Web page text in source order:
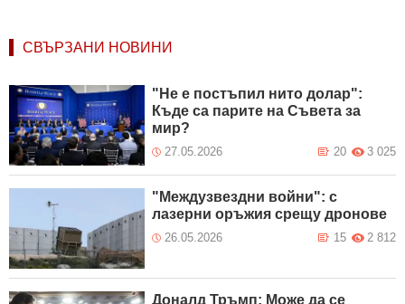
СВЪРЗАНИ НОВИНИ
"Не е постъпил нито долар":
Къде са парите на Съвета за
мир?
27.05.2026 3 025
20
"Междузвездни войни": с
лазерни оръжия срещу дронове
26.05.2026 2 812
15
Доналд Тръмп: Mоже да се